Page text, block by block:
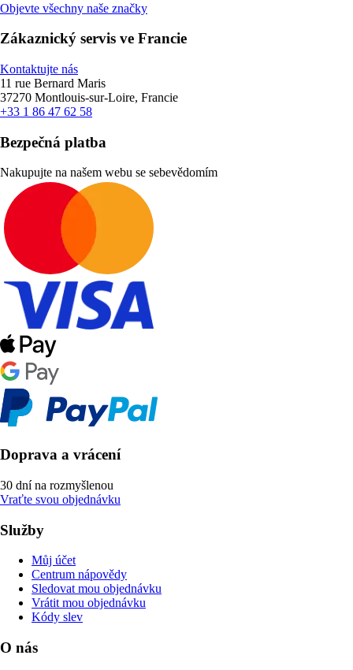
Objevte všechny naše značky
Zákaznický servis ve Francie
Kontaktujte nás
11 rue Bernard Maris
37270 Montlouis-sur-Loire, Francie
+33 1 86 47 62 58
Bezpečná platba
Nakupujte na našem webu se sebevědomím
Doprava a vrácení
30 dní na rozmyšlenou
Vraťte svou objednávku
Služby
Můj účet
Centrum nápovědy
Sledovat mou objednávku
Vrátit mou objednávku
Kódy slev
O nás